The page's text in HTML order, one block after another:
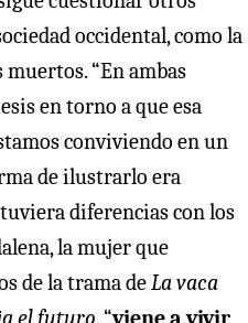
occidental, como la
“En ambas
en torno a que esa
conviviendo en un
de ilustrarlo era
diferencias con los
la mujer que
de la trama deLa vaca